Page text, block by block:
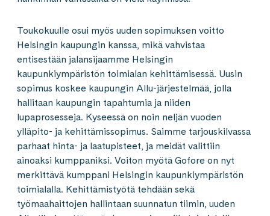
Toukokuulle osui myös uuden sopimuksen voitto
Helsingin kaupungin kanssa, mikä vahvistaa
entisestään jalansijaamme Helsingin
kaupunkiympäristön toimialan kehittämisessä. Uusin
sopimus koskee kaupungin Allu-järjestelmää, jolla
hallitaan kaupungin tapahtumia ja niiden
lupaprosesseja. Kyseessä on noin neljän vuoden
ylläpito- ja kehittämissopimus. Saimme tarjouskilvassa
parhaat hinta- ja laatupisteet, ja meidät valittiin
ainoaksi kumppaniksi. Voiton myötä Gofore on nyt
merkittävä kumppani Helsingin kaupunkiympäristön
toimialalla. Kehittämistyötä tehdään sekä
työmaahaittojen hallintaan suunnatun tiimin, uuden